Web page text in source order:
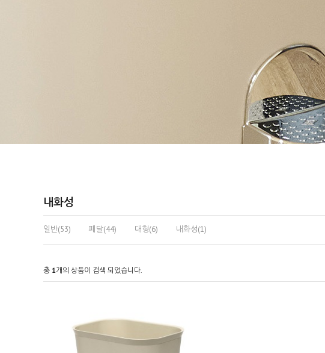
내화성
일반(53) 페달(44) 대형(6) 내화성(1)
총 1개의 상품이 검색 되었습니다.